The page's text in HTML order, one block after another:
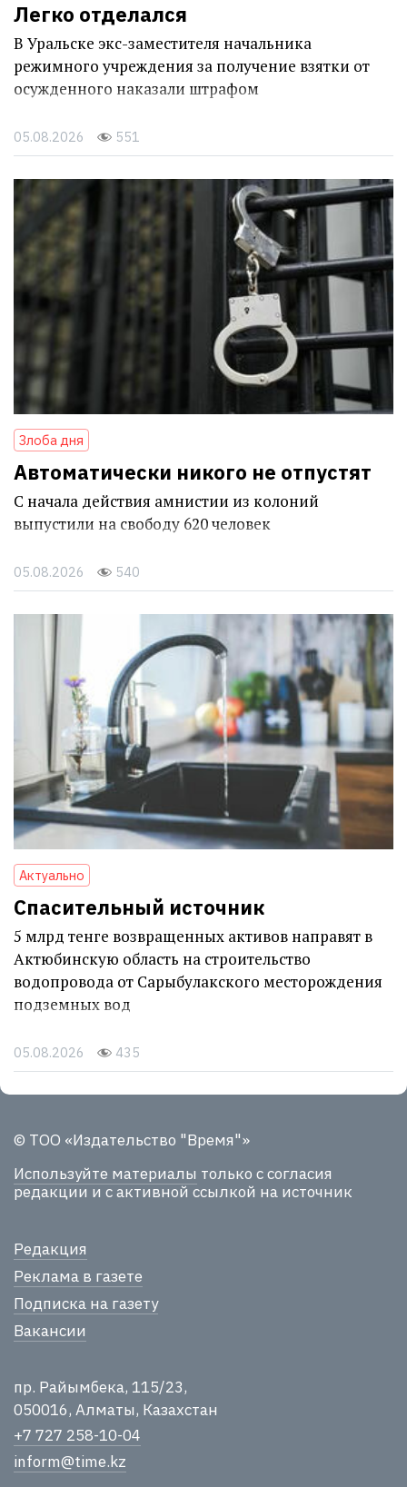
Легко отделался
В Уральске экс-заместителя начальника
режимного учреждения за получение взятки от
осужденного наказали штрафом
05.08.2026 551
Злоба дня
Автоматически никого не отпустят
С начала действия амнистии из колоний
выпустили на свободу 620 человек
05.08.2026 540
Актуально
Спасительный источник
5 млрд тенге возвращенных активов направят в
Актюбинскую область на строительство
водопровода от Сарыбулакского месторождения
подземных вод
05.08.2026 435
© ТОО «Издательство "Время"»
Используйте материалы только с согласия
редакции и с активной ссылкой на источник
Редакция
Реклама в газете
Подписка на газету
Вакансии
пр. Райымбека, 115/23,
050016, Алматы, Казахстан
+7 727 258-10-04
inform@time.kz